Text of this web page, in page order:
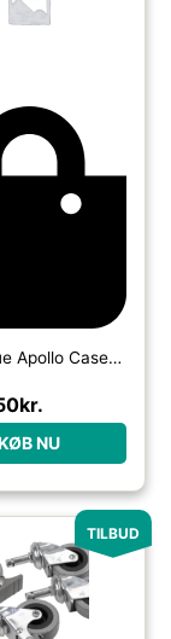
Guardique Apollo Case Empty-59x79x36,5
kr.
NU
TILBUD